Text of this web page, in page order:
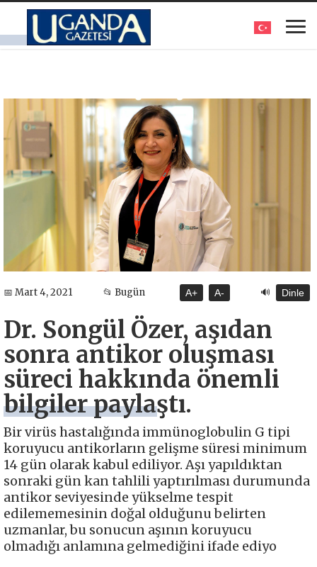
📅 Mart 4, 2021 📂 Bugün A+ A- 🔊 Dinle
Dr. Songül Özer, aşıdan
sonra antikor oluşması
süreci hakkında önemli
bilgiler paylaştı.
Bir virüs hastalığında immünoglobulin G tipi
koruyucu antikorların gelişme süresi minimum
14 gün olarak kabul ediliyor. Aşı yapıldıktan
sonraki gün kan tahlili yaptırılması durumunda
antikor seviyesinde yükselme tespit
edilememesinin doğal olduğunu belirten
uzmanlar, bu sonucun aşının koruyucu
olmadığı anlamına gelmediğini ifade ediyo